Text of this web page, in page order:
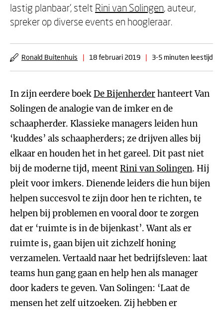
lastig planbaar’, stelt Rini van Solingen, auteur,
spreker op diverse events en hoogleraar.
Ronald Buitenhuis | 18 februari 2019 | 3-5 minuten leestijd
In zijn eerdere boekDe Bijenherderhanteert Van
Solingen de analogie van de imker en de
schaapherder. Klassieke managers leiden hun
‘kuddes’ als schaapherders; ze drijven alles bij
elkaar en houden het in het gareel. Dit past niet
bij de moderne tijd, meentRini van Solingen. Hij
pleit voor imkers. Dienende leiders die hun bijen
helpen succesvol te zijn door hen te richten, te
helpen bij problemen en vooral door te zorgen
dat er ‘ruimte is in de bijenkast’. Want als er
ruimte is, gaan bijen uit zichzelf honing
verzamelen. Vertaald naar het bedrijfsleven: laat
teams hun gang gaan en help hen als manager
door kaders te geven. Van Solingen: ‘Laat de
mensen het zelf uitzoeken. Zij hebben er